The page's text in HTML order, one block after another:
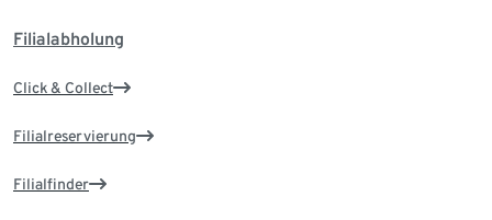
Filialabholung
Click & Collect
Filialreservierung
Filialfinder